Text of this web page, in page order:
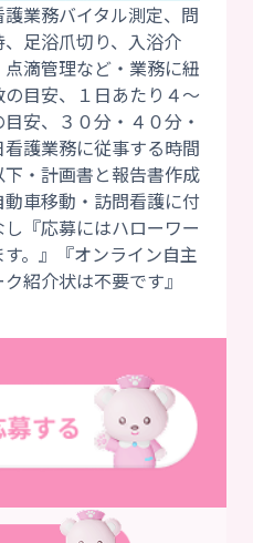
業務バイタル測定、問
足浴爪切り、入浴介
滴管理など・業務に紐
目安、１日あたり４～
安、３０分・４０分・
護業務に従事する時間
・計画書と報告書作成
動車移動・訪問看護に付
『応募にはハローワー
。』『オンライン自主